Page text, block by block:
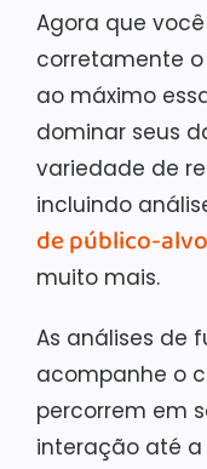
Agora que
corretamente
ao máximo
dominar seus
variedade de
incluindo
de público-alvo
muito mais.
As análises de
acompanhe o
percorrem em
interação até